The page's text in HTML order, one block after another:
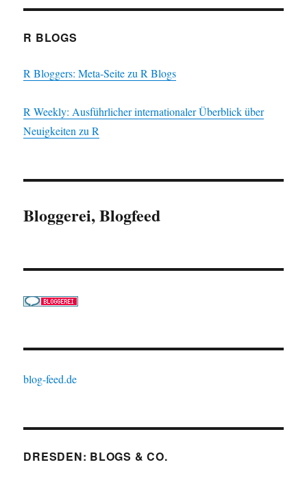
R BLOGS
R Bloggers: Meta-Seite zu R Blogs
R Weekly: Ausführlicher internationaler Überblick über
Neuigkeiten zu R
Bloggerei, Blogfeed
blog-feed.de
DRESDEN: BLOGS & CO.